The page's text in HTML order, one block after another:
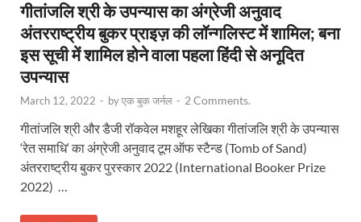
गीतांजलि श्री के उपन्यास का अंग्रेजी अनुवाद
अंतरराष्ट्रीय बुकर प्राइज़ की लॉन्गलिस्ट में शामिल; बना
इस सूची में शामिल होने वाला पहला हिंदी से अनूदित
उपन्यास
March 12, 2022 - byएक बुक जर्नल - 2 Comments.
गीतांजलि श्री और डैजी रॉकवेल मशहूर लेखिका गीतांजलि श्री के उपन्यास
‘रेत समाधि‘ का अंग्रेजी अनुवाद टूम ऑफ स्टैन्ड (Tomb of Sand)
अंतरराष्ट्रीय बुकर पुरस्कार 2022 (International Booker Prize
2022) …